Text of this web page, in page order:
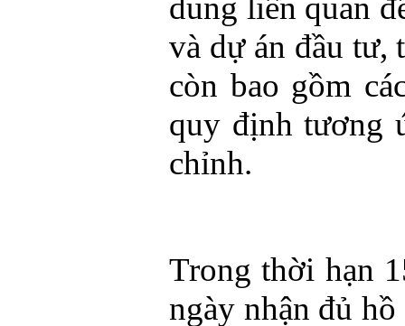
dung liên quan
và dự án đầu tư,
còn bao gồm
quy định tương
chỉnh.
Trong thời hạn
ngày nhận đủ